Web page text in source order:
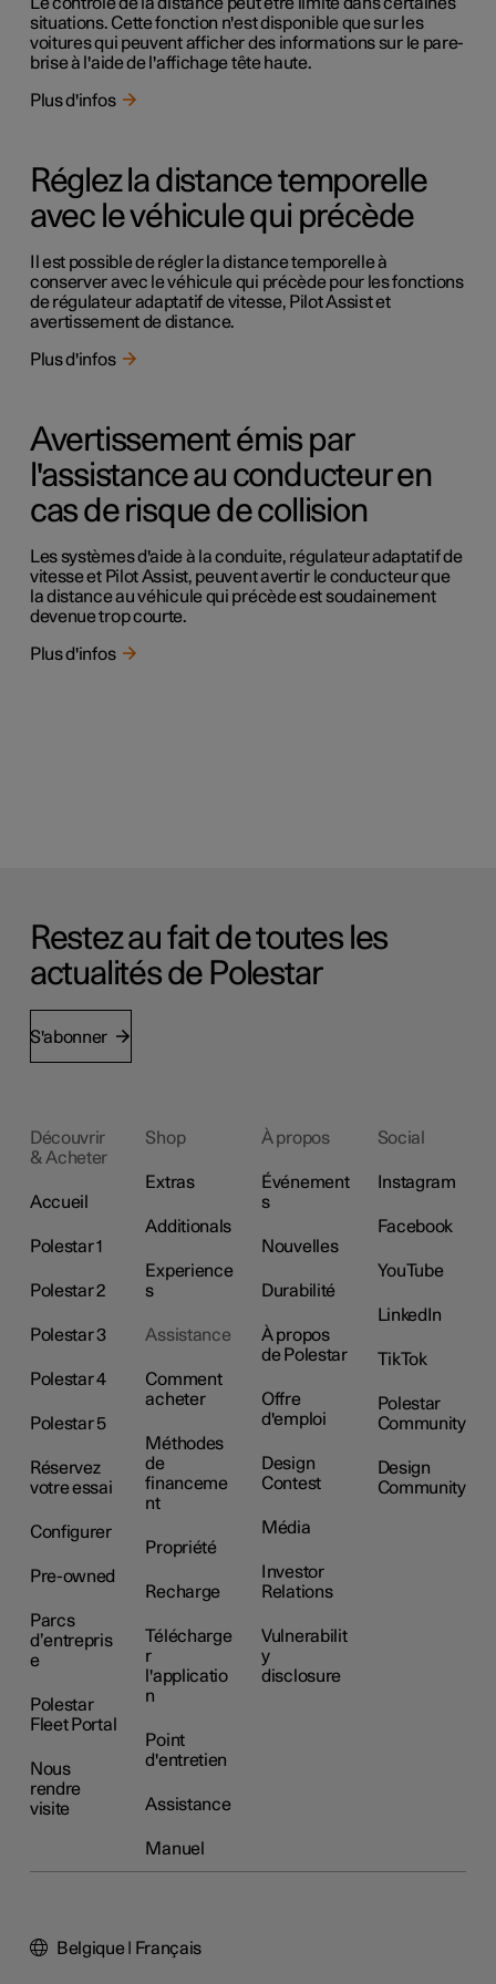
situations. Cette fonction n'est disponible que sur les
voitures qui peuvent afficher des informations sur le pare-
brise à l'aide de l'affichage tête haute.
Plus d'infos
Réglez la distance temporelle
avec le véhicule qui précède
Il est possible de régler la distance temporelle à
conserver avec le véhicule qui précède pour les fonctions
de régulateur adaptatif de vitesse, Pilot Assist et
avertissement de distance.
Plus d'infos
Avertissement émis par
l'assistance au conducteur en
cas de risque de collision
Les systèmes d'aide à la conduite, régulateur adaptatif de
vitesse et Pilot Assist, peuvent avertir le conducteur que
la distance au véhicule qui précède est soudainement
devenue trop courte.
Plus d'infos
Restez au fait de toutes les
actualités de Polestar
S'abonner
Découvrir
& Acheter
Accueil
Polestar 1
Polestar 2
Polestar 3
Polestar 4
Polestar 5
Réservez
votre essai
Configurer
Pre-owned
Parcs
d’entrepris
e
Polestar
Fleet Portal
Nous
rendre
visite
Shop
Extras
Additionals
Experience
s
Assistance
Comment
acheter
Méthodes
de
financeme
nt
Propriété
Recharge
Télécharge
r
l'applicatio
n
Point
d'entretien
Assistance
Manuel
À propos
Événement
s
Nouvelles
Durabilité
À propos
de Polestar
Offre
d'emploi
Design
Contest
Média
Investor
Relations
Vulnerabilit
y
disclosure
Social
Instagram
Facebook
YouTube
LinkedIn
TikTok
Polestar
Community
Design
Community
Belgique | Français